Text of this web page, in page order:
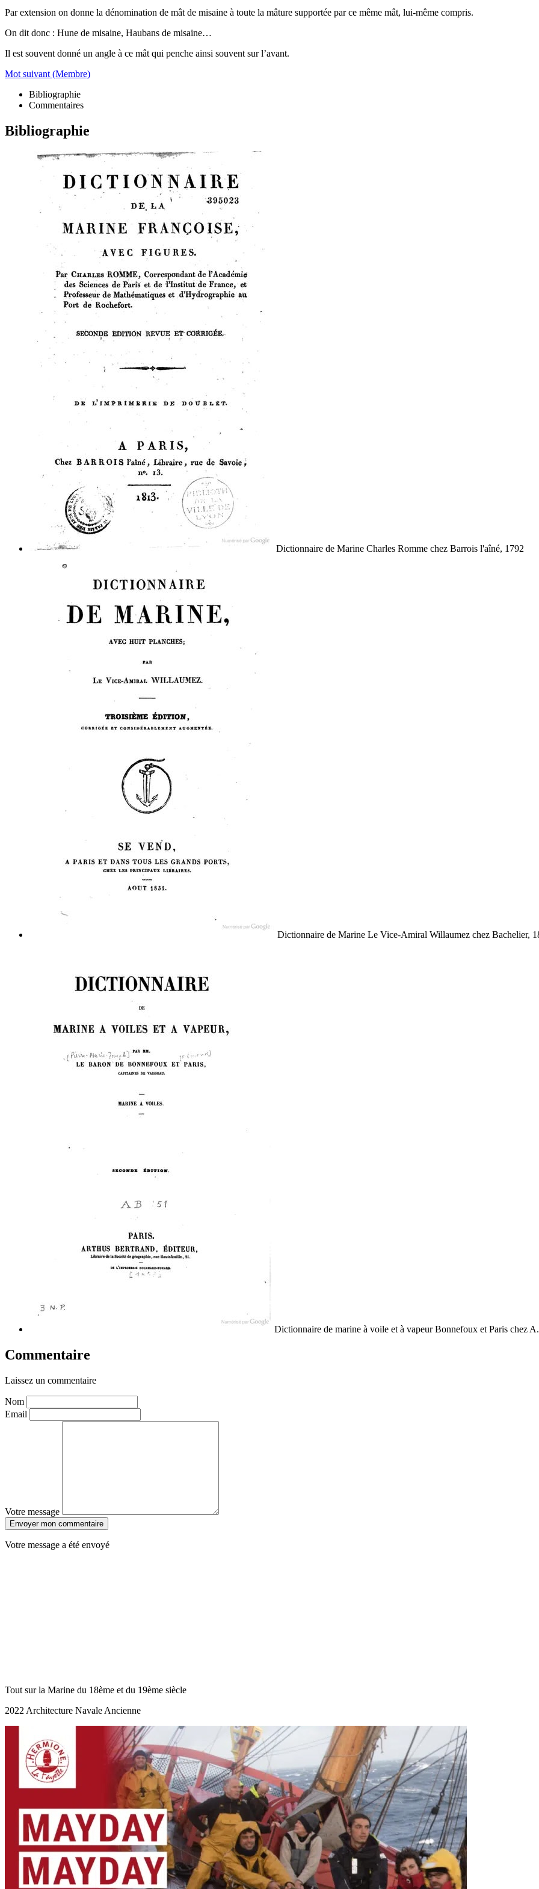
Par extension on donne la dénomination de mât de misaine à toute la mâture supportée par ce même mât, lui-même compris.
On dit donc : Hune de misaine, Haubans de misaine…
Il est souvent donné un angle à ce mât qui penche ainsi souvent sur l’avant.
Mot suivant (Membre)
Bibliographie
Commentaires
Bibliographie
Dictionnaire de Marine Charles Romme chez Barrois l'aîné, 1792
Dictionnaire de Marine Le Vice-Amiral Willaumez chez Bachelier,
Dictionnaire de marine à voile et à vapeurBonnefoux et Paris chez
Commentaire
Laissez un commentaire
Nom
Email
Votre message
Envoyer mon commentaire
Votre message a été envoyé
Tout sur la Marine du 18ème et du 19ème siècle
2022 Architecture Navale Ancienne